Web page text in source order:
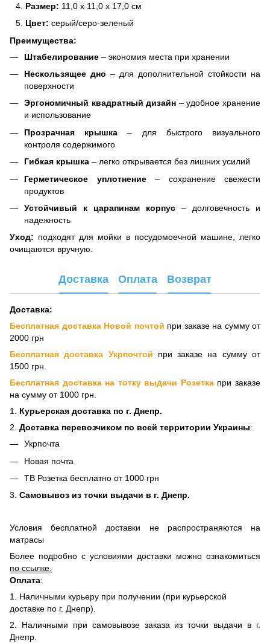
Размер: 11,0 х 11,0 x 17,0 см
Цвет: серый/серо-зеленый
Преимущества:
Штабелирование – экономия места при хранении
Нескользящее дно – для дополнительной стойкости на
поверхности
Эргономичный квадратный дизайн – удобное хранение
и использование
Прозрачная крышка– для быстрого визуального
контроля содержимого
Гибкая крышка – легко открывается без лишних усилий
Герметическое уплотнение – сохранение свежести
продуктов
Устойчивый к царапинам корпус – долговечность и
надежность
Уход: подходят для мойки в посудомоечной машине, легко
очищаются вручную.
Доставка Оплата Возврат
Доставка:
Бесплатная доставка Новой почтой при заказе на сумму от
2000 грн
Бесплатная доставка Укрпочтой
при заказе на сумму от
1500 грн.
Бесплатная доставка на тотку выдачи Розетка при заказе
на сумму от 1000 грн.
1. Курьерская доставка по г. Днепр.
2. Доставка перевозчиком по всей территории Украины:
Укрпочта
Новая почта
ТВ Розетка бесплатно от 1000 грн
3. Самовывоз из точки выдачи в г. Днепр.
Условия бесплатной доставки не распространяются на
матрасы
Более подробно с условиями доставки можно ознакомиться
по ссылке.
Оплата:
1. Наличными курьеру при получении (при курьерской
доставке по г. Днепр).
2. Наличными при самовывозе заказа из точки выдачи в г.
Днепр.